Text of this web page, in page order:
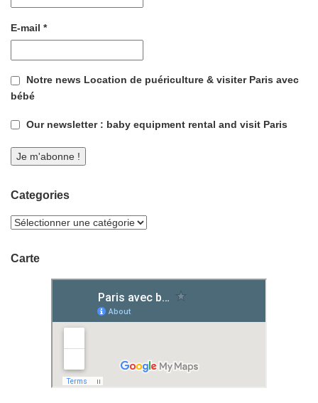
E-mail *
Notre news Location de puériculture & visiter Paris avec
bébé
Our newsletter : baby equipment rental and visit Paris
Categories
Carte